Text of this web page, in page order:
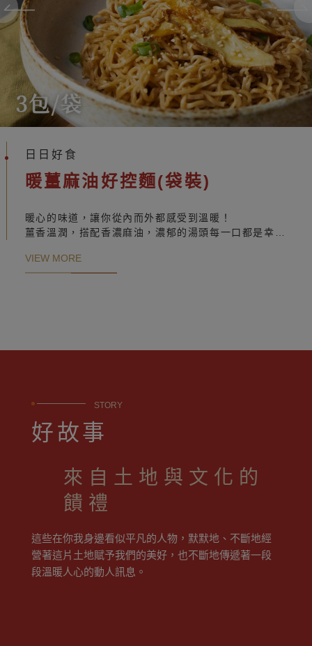
日日好食
暖薑麻油好控麵(袋裝)
暖心的味道，讓你從內而外都感受到溫暖！
薑香溫潤，搭配香濃麻油，濃郁的湯頭每一口都是幸福
能在寒冷的日子裡驅走寒氣，帶來家的溫暖與安心。
VIEW MORE
STORY
好故事
來自土地與文化的
饋禮
這些在你我身邊看似平凡的人物，默默地、不斷地經
營著這片土地賦予我們的美好，也不斷地傳遞著一段
段溫暖人心的動人訊息。